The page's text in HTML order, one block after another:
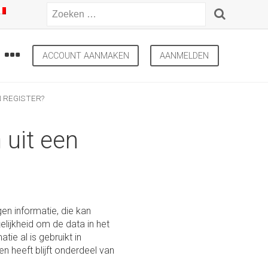
ACCOUNT AANMAKEN AANMELDEN
REGISTER?
uit een
informatie, die kan
om de data in het
al is gebruikt in
heeft blijft onderdeel van